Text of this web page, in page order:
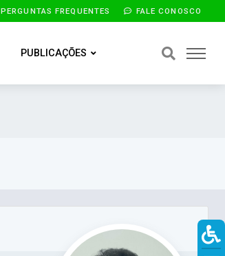
PERGUNTAS FREQUENTES FALE CONOSCO
PUBLICAÇÕES